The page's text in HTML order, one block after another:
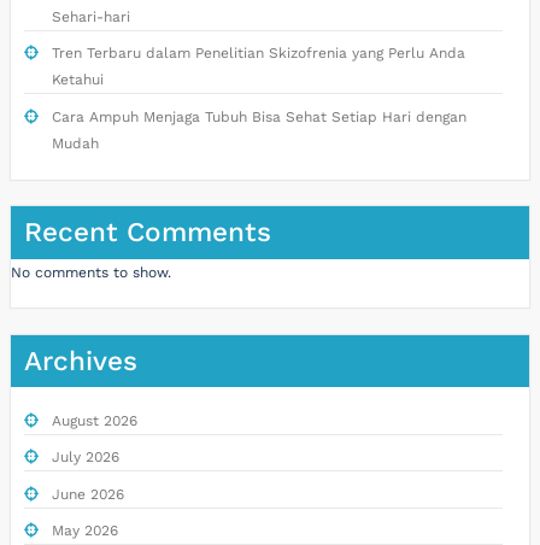
Sehari-hari
Tren Terbaru dalam Penelitian Skizofrenia yang Perlu Anda
Ketahui
Cara Ampuh Menjaga Tubuh Bisa Sehat Setiap Hari dengan
Mudah
Recent Comments
No comments to show.
Archives
August 2026
July 2026
June 2026
May 2026